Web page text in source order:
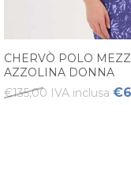
CHERVÒ POLO
AZZOLINA DONNA
€135,00 IVA inclusa